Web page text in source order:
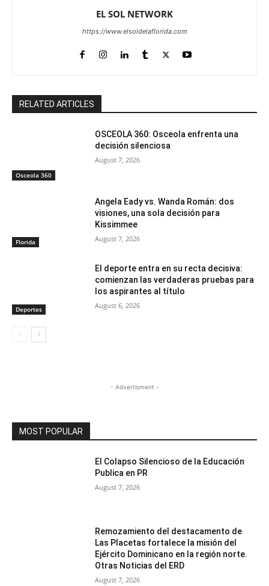
EL SOL NETWORK
https://www.elsoldelaflorida.com
RELATED ARTICLES
Osceola 360
OSCEOLA 360: Osceola enfrenta una
decisión silenciosa
August 7, 2026
Florida
Angela Eady vs. Wanda Román: dos
visiones, una sola decisión para
Kissimmee
August 7, 2026
Deportes
El deporte entra en su recta decisiva:
comienzan las verdaderas pruebas para
los aspirantes al título
August 6, 2026
- Advertisment -
MOST POPULAR
El Colapso Silencioso de la Educación
Publica en PR
August 7, 2026
Remozamiento del destacamento de
Las Placetas fortalece la misión del
Ejército Dominicano en la región norte.
Otras Noticias del ERD
August 7, 2026